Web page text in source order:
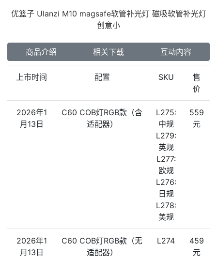
优篮子 Ulanzi M10 magsafe软管补光灯 磁吸软管补光灯
创意小
商品介绍 相关下载 互动内容
上市时间 配置 SKU
售
价
2026年1
月13日
C60 COB灯RGB款（含
适配器）
L275:
中规
L279:
英规
L277:
欧规
L276:
日规
L278:
美规
559
元
2026年1
月13日
C60 COB灯RGB款（无
适配器）
L274
459
元